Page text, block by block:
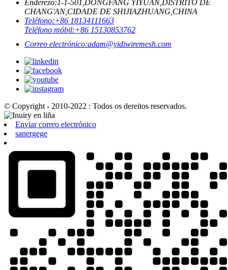
Enderezo:1-1-501,DONGFANG YIYUAN,DISTRITO DE
CHANG'AN,CIDADE DE SHIJIAZHUANG,CHINA
Teléfono:+86 18134111663
Teléfono móbil:+86 15130853762
Correo electrónico:adam@yidiwiremesh.com
© Copyright - 2010-2022 : Todos os dereitos reservados.
Enviar correo electrónico
sanergege